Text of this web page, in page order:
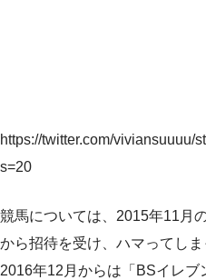
https://twitter.com/viviansuuuu/
s=20
競馬については、2015年11月
から招待を受け、ハマってしま
2016年12月からは「BSイレブ